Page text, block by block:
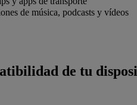
de música, podcasts y vídeos
de tu